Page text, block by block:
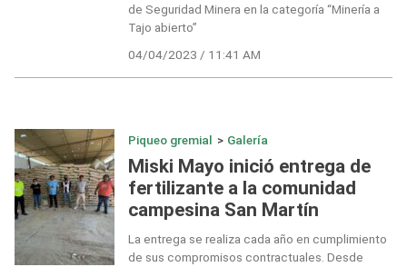
de Seguridad Minera en la categoría “Minería a
Tajo abierto”
04/04/2023 / 11:41 AM
Piqueo gremial > Galería
Miski Mayo inició entrega de
fertilizante a la comunidad
campesina San Martín
La entrega se realiza cada año en cumplimiento
de sus compromisos contractuales. Desde